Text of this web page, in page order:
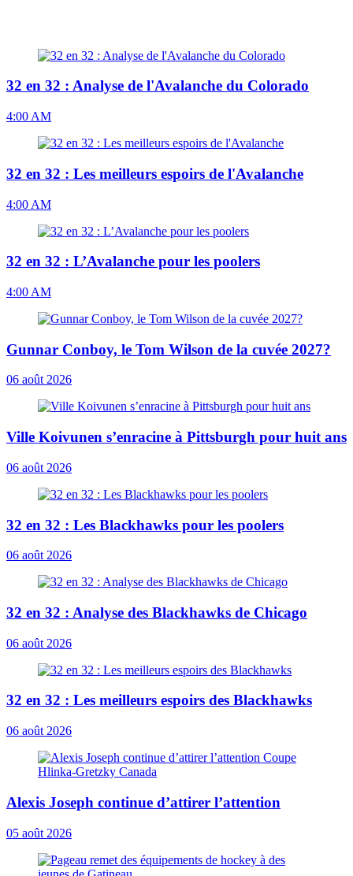
32 en 32 : Analyse de l'Avalanche du Colorado
4:00 AM
32 en 32 : Les meilleurs espoirs de l'Avalanche
4:00 AM
32 en 32 : L’Avalanche pour les poolers
4:00 AM
Gunnar Conboy, le Tom Wilson de la cuvée 2027?
06 août 2026
Ville Koivunen s’enracine à Pittsburgh pour huit ans
06 août 2026
32 en 32 : Les Blackhawks pour les poolers
06 août 2026
32 en 32 : Analyse des Blackhawks de Chicago
06 août 2026
32 en 32 : Les meilleurs espoirs des Blackhawks
06 août 2026
Alexis Joseph continue d’attirer l’attention
05 août 2026